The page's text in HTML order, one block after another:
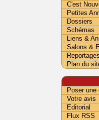
C'est
Petites
Dossiers
Schémas
Liens &
Salons &
Reportages
Plan du
Poser une
Votre avis
Editorial
Flux RSS